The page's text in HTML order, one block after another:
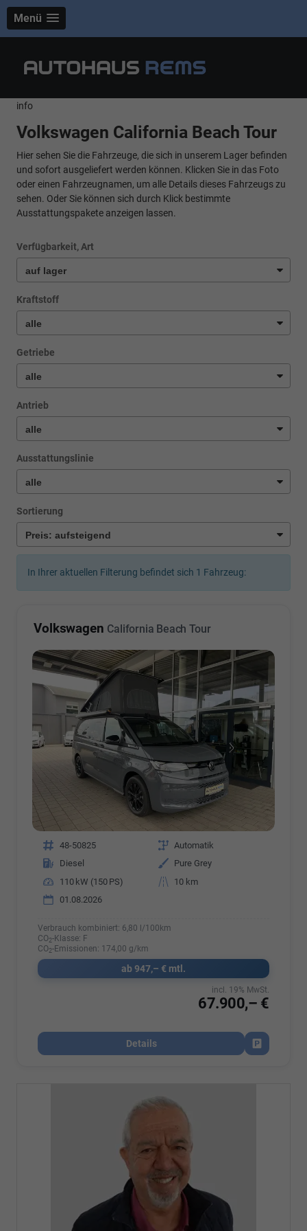
Menü
info
Volkswagen California Beach Tour
Hier sehen Sie die Fahrzeuge, die sich in unserem Lager befinden
und sofort ausgeliefert werden können. Klicken Sie in das Foto
oder einen Fahrzeugnamen, um alle Details dieses Fahrzeugs zu
sehen. Oder Sie können sich durch Klick bestimmte
Ausstattungspakete anzeigen lassen.
Verfügbarkeit, Art
Kraftstoff
Getriebe
Antrieb
Ausstattungslinie
Sortierung
In Ihrer aktuellen Filterung befindet sich 1 Fahrzeug:
Volkswagen California Beach Tour
Fahrzeugnr. 48-50825 Getriebe Automatik
Kraftstoff
Diesel Außenfarbe
Pure Grey
Leistung
110 kW (150 PS) Kilometerstand
10 km
01.08.2026
Verbrauch kombiniert: 6,80 l/100km
CO2-Klasse: F
CO2-Emissionen: 174,00 g/km
ab 947,– € mtl.
67.900,– €
incl. 19% MwSt.
Details
Fahrzeug